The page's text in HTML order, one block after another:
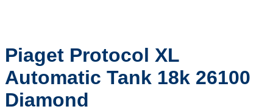
Piaget Protocol XL
Automatic Tank 18k 26100
Diamond